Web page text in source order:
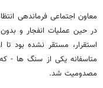
معاون اجتماعی فرماندهی
در حین عملیات انفجار و
استقرار، مستقر نشده بود تا
متاسفانه یکی از سنگ ها -
مصدومیت شد.